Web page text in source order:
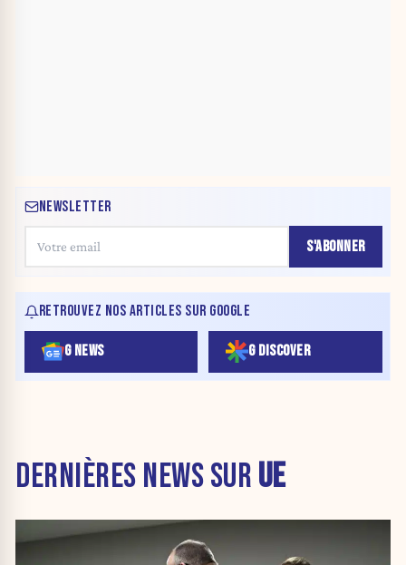
NEWSLETTER
S'ABONNER
RETROUVEZ NOS ARTICLES SUR GOOGLE
G NEWS G DISCOVER
DERNIÈRES NEWS SUR UE